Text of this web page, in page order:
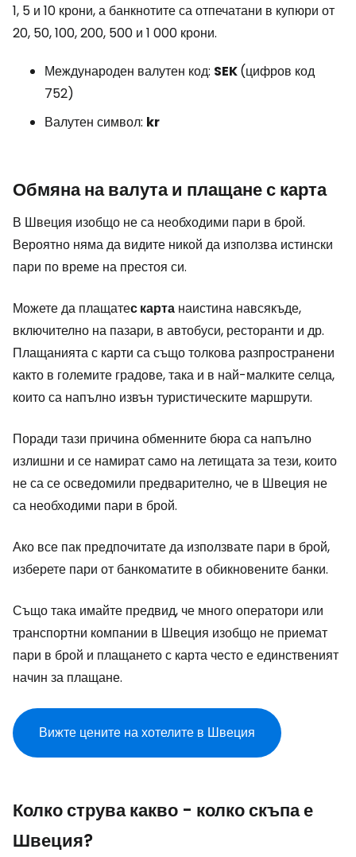
1, 5 и 10 крони, а банкнотите са отпечатани в купюри от
20, 50, 100, 200, 500 и 1 000 крони.
Международен валутен код: SEK(цифров код
752)
Валутен символ: kr
Обмяна на валута и плащане с карта
В Швеция изобщо не са необходими пари в брой.
Вероятно няма да видите никой да използва истински
пари по време на престоя си.
Можете да плащатес карта наистина навсякъде,
включително на пазари, в автобуси, ресторанти и др.
Плащанията с карти са също толкова разпространени
както в големите градове, така и в най-малките селца,
които са напълно извън туристическите маршрути.
Поради тази причина обменните бюра са напълно
излишни и се намират само на летищата за тези, които
не са се осведомили предварително, че в Швеция не
са необходими пари в брой.
Ако все пак предпочитате да използвате пари в брой,
изберете пари от банкоматите в обикновените банки.
Също така имайте предвид, че много оператори или
транспортни компании в Швеция изобщо не приемат
пари в брой и плащането с карта често е единственият
начин за плащане.
Вижте цените на хотелите в Швеция
Колко струва какво - колко скъпа е
Швеция?